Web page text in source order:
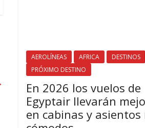
AEROLÍNEAS AFRICA
DESTINOS
PRÓXIMO DESTINO
En 2026 los vuelos de
Egyptair llevarán
en cabinas y asientos